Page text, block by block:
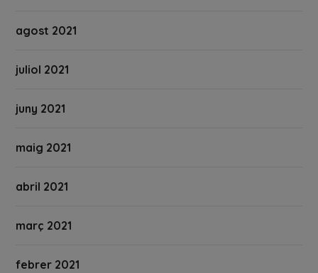
agost 2021
juliol 2021
juny 2021
maig 2021
abril 2021
març 2021
febrer 2021